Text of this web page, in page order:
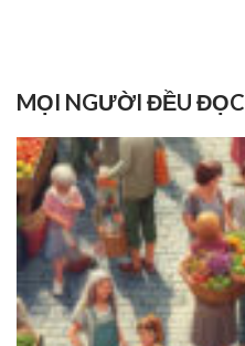
MỌI NGƯỜI ĐỀU ĐỌC